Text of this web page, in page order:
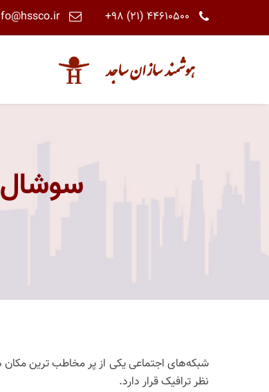
+98 (21) 44610500
سوشال
شبکه‌های اجتماعی یکی از پر مخاطب ترین مکان
نظر ترافیک قرار دارد.